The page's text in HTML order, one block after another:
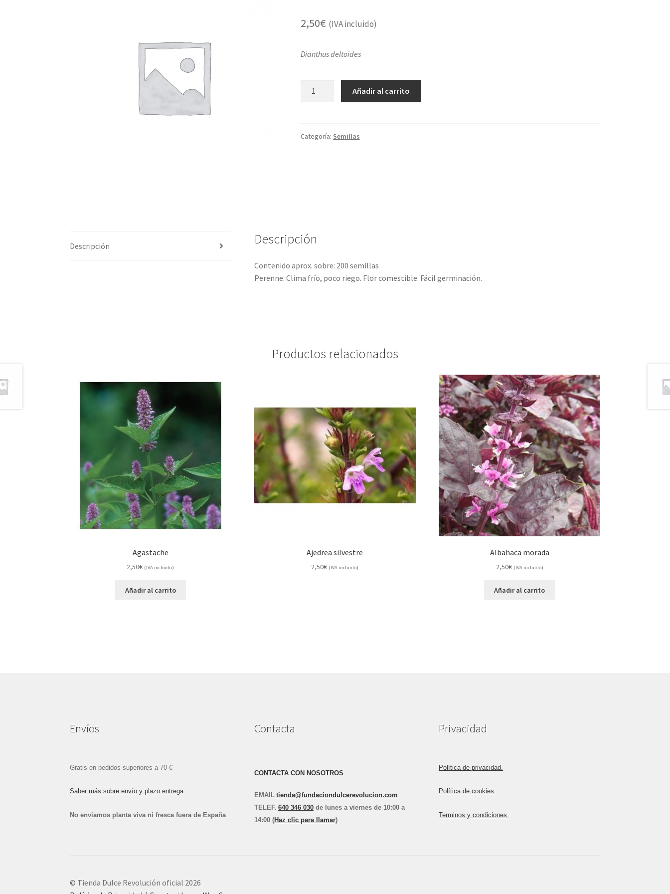
2,50€ (IVA incluido)
Dianthus deltoides
Añadir al carrito
Categoría: Semillas
Descripción Descripción
Contenido aprox. sobre: 200 semillas
Perenne. Clima frío, poco riego. Flor comestible. Fácil germinación.
Productos relacionados
Agastache
2,50€ (IVA incluido)
Añadir al carrito
Ajedrea silvestre
2,50€ (IVA incluido)
Albahaca morada
2,50€ (IVA incluido)
Añadir al carrito
Envíos
Gratis en pedidos superiores a 70 €
Saber más sobre envío y plazo entrega.
No enviamos planta viva ni fresca fuera de España
Contacta
CONTACTA CON NOSOTROS
EMAIL tienda@fundaciondulcerevolucion.com
TELEF. 640 346 030 de lunes a viernes de 10:00 a
14:00 (Haz clic para llamar)
Privacidad
Política de privacidad.
Política de cookies.
Terminos y condiciones.
© Tienda Dulce Revolución oficial 2026